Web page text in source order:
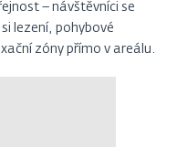
– návštěvníci se
lezení, pohybové
zóny přímo v areálu.